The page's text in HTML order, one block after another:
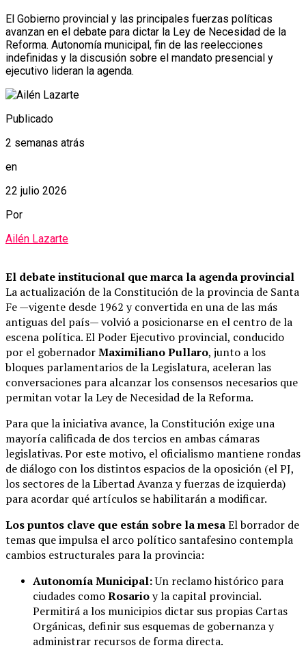
El Gobierno provincial y las principales fuerzas políticas
avanzan en el debate para dictar la Ley de Necesidad de la
Reforma. Autonomía municipal, fin de las reelecciones
indefinidas y la discusión sobre el mandato presencial y
ejecutivo lideran la agenda.
Publicado
2 semanas atrás
en
22 julio 2026
Por
Ailén Lazarte
El debate institucional que marca la agenda provincial
La actualización de la Constitución de la provincia de Santa
Fe —vigente desde 1962 y convertida en una de las más
antiguas del país— volvió a posicionarse en el centro de la
escena política. El Poder Ejecutivo provincial, conducido
por el gobernadorMaximiliano Pullaro, junto a los
bloques parlamentarios de la Legislatura, aceleran las
conversaciones para alcanzar los consensos necesarios que
permitan votar la Ley de Necesidad de la Reforma.
Para que la iniciativa avance, la Constitución exige una
mayoría calificada de dos tercios en ambas cámaras
legislativas. Por este motivo, el oficialismo mantiene rondas
de diálogo con los distintos espacios de la oposición (el PJ,
los sectores de la Libertad Avanza y fuerzas de izquierda)
para acordar qué artículos se habilitarán a modificar.
Los puntos clave que están sobre la mesaEl borrador de
temas que impulsa el arco político santafesino contempla
cambios estructurales para la provincia:
Autonomía Municipal:Un reclamo histórico para
ciudades comoRosarioy la capital provincial.
Permitirá a los municipios dictar sus propias Cartas
Orgánicas, definir sus esquemas de gobernanza y
administrar recursos de forma directa.